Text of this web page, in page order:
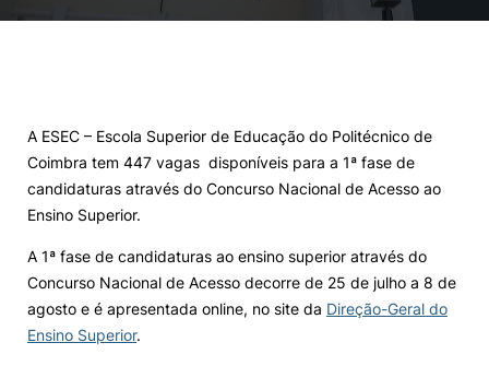
Alunos
Candidaturas
A ESEC – Escola Superior de Educação do Politécnico de
Coimbra tem 447 vagas disponíveis para a 1ª fase de
candidaturas através do Concurso Nacional de Acesso ao
Ensino Superior.
A 1ª fase de candidaturas ao ensino superior através do
Concurso Nacional de Acesso decorre de 25 de julho a 8 de
agosto e é apresentada online, no site da Direção-Geral do
Ensino Superior.